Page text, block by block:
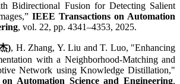
Bidirectional Fusion for Detecting Salient
IEEE Transactions on Automation
, vol. 22, pp. 4341–4353, 2025.
), H. Zhang, Y. Liu and T. Luo, "Enhancing
with a Neighborhood-Matching and
Network using Knowledge Distillation,"
Automation Science and Engineering,